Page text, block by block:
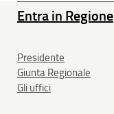
Entra in Regione
Presidente
Giunta Regionale
Gli uffici